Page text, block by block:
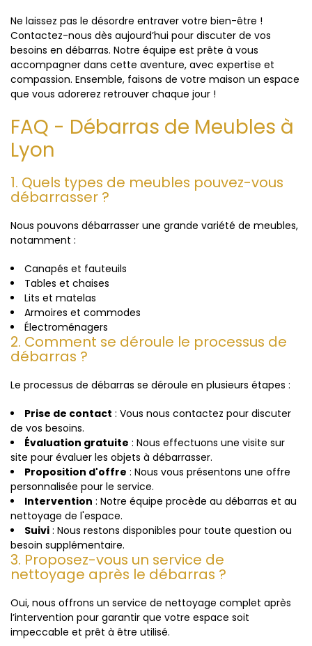
Ne laissez pas le désordre entraver votre bien-être !
Contactez-nous dès aujourd’hui pour discuter de vos
besoins en débarras. Notre équipe est prête à vous
accompagner dans cette aventure, avec expertise et
compassion. Ensemble, faisons de votre maison un espace
que vous adorerez retrouver chaque jour !
FAQ - Débarras de Meubles à
Lyon
1. Quels types de meubles pouvez-vous
débarrasser ?
Nous pouvons débarrasser une grande variété de meubles,
notamment :
Canapés et fauteuils
Tables et chaises
Lits et matelas
Armoires et commodes
Électroménagers
2. Comment se déroule le processus de
débarras ?
Le processus de débarras se déroule en plusieurs étapes :
Prise de contact : Vous nous contactez pour discuter
de vos besoins.
Évaluation gratuite : Nous effectuons une visite sur
site pour évaluer les objets à débarrasser.
Proposition d'offre : Nous vous présentons une offre
personnalisée pour le service.
Intervention : Notre équipe procède au débarras et au
nettoyage de l'espace.
Suivi : Nous restons disponibles pour toute question ou
besoin supplémentaire.
3. Proposez-vous un service de
nettoyage après le débarras ?
Oui, nous offrons un service de nettoyage complet après
l’intervention pour garantir que votre espace soit
impeccable et prêt à être utilisé.